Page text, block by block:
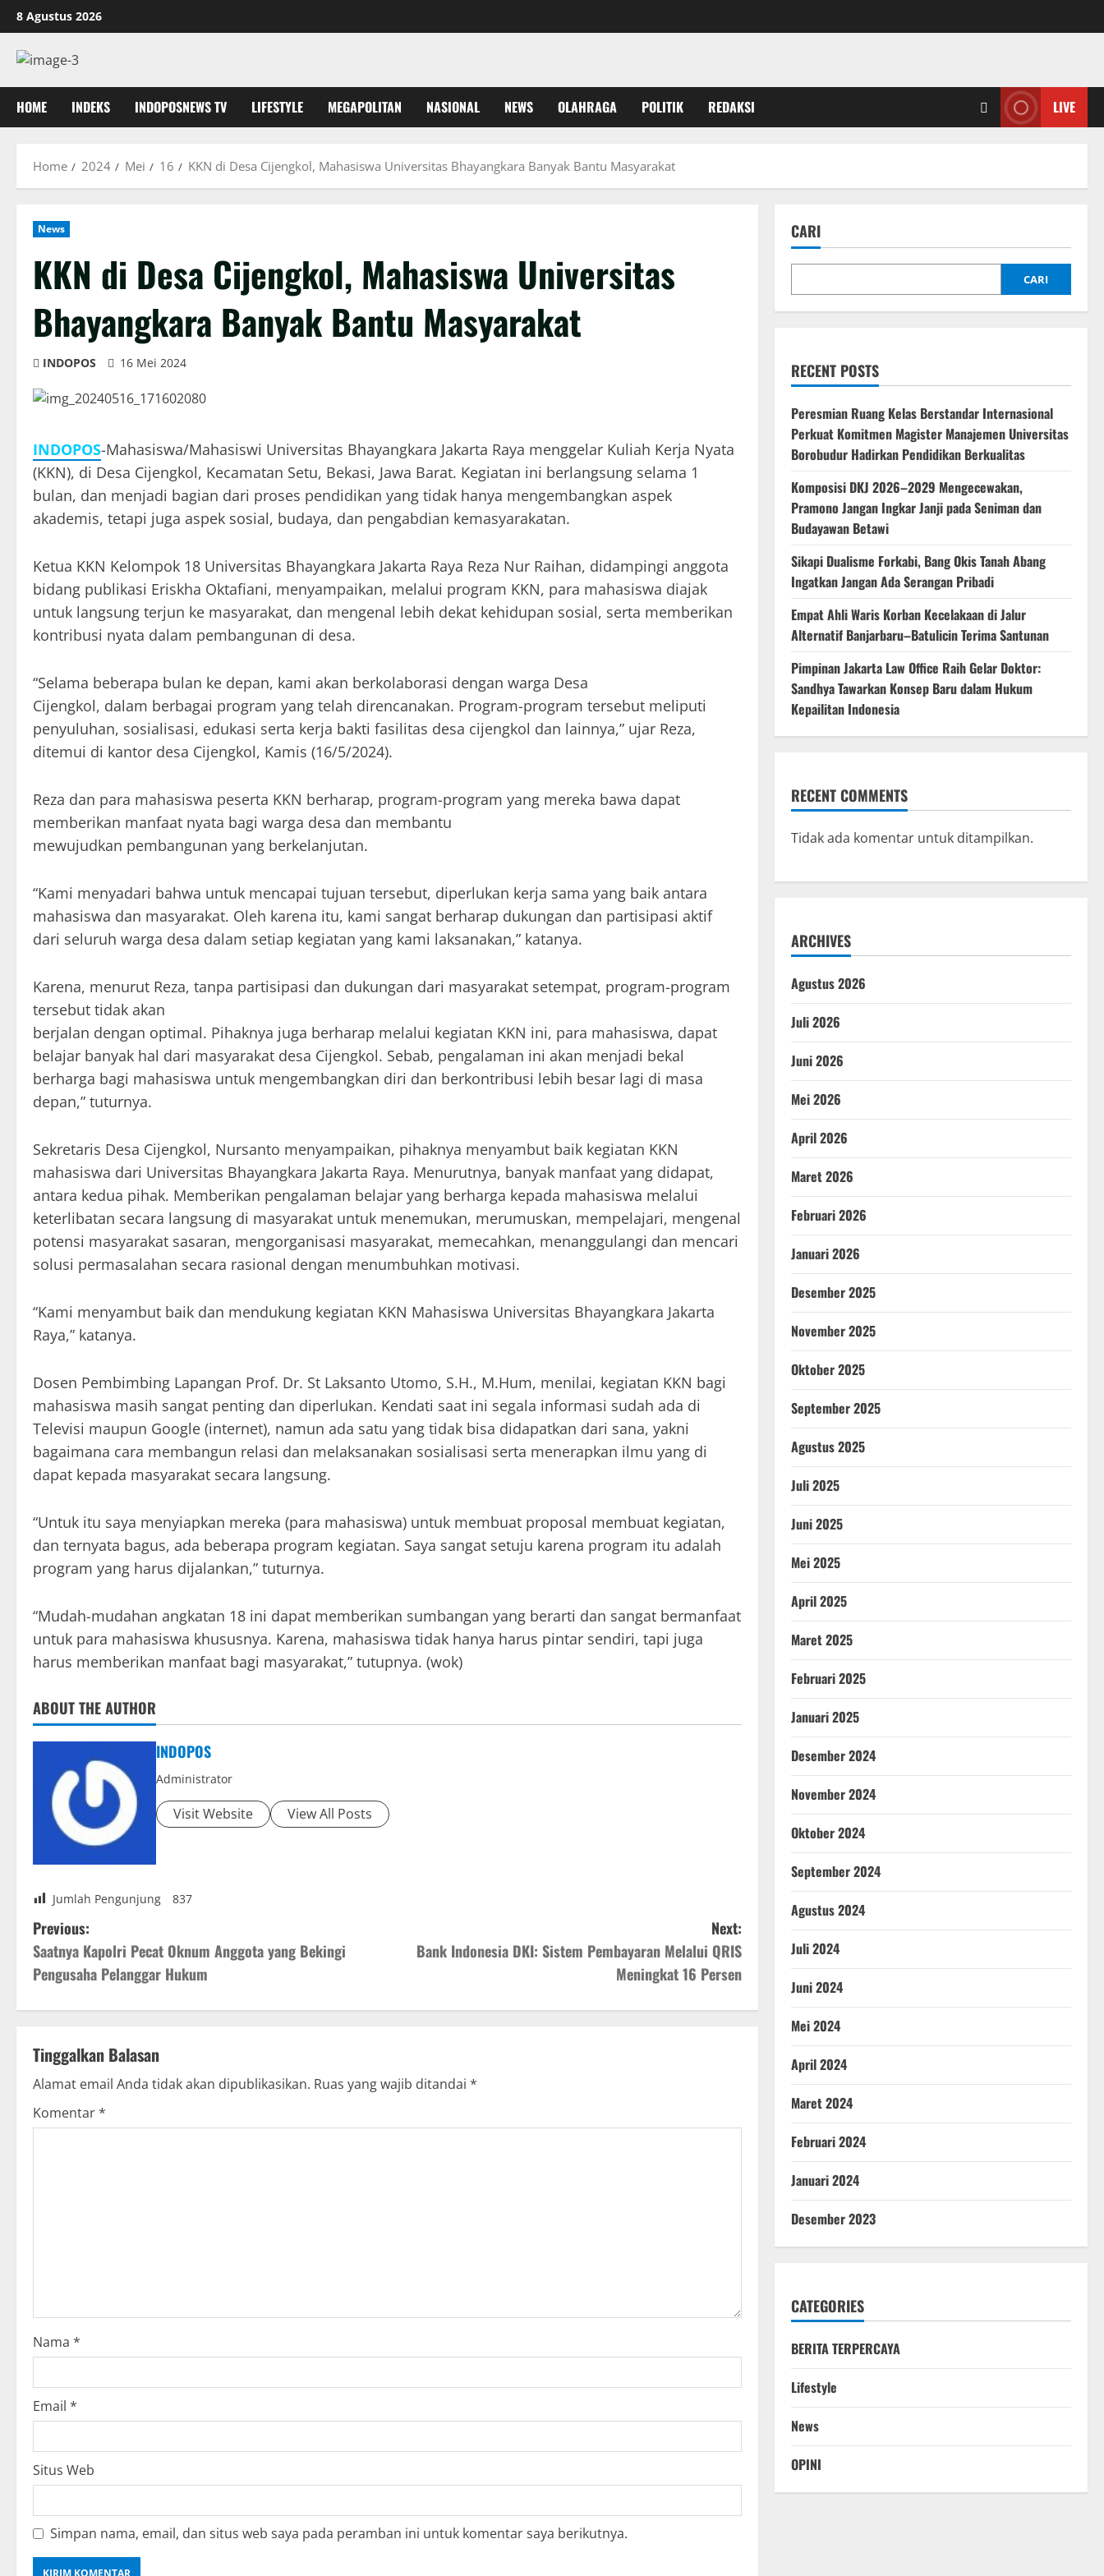
Skip
to
content
8 Agustus 2026
HOME INDEKS INDOPOSNEWS TV LIFESTYLE MEGAPOLITAN NASIONAL NEWS OLAHRAGA POLITIK REDAKSI LIVE
Home 2024 Mei 16 KKN di Desa Cijengkol, Mahasiswa Universitas Bhayangkara Banyak Bantu Masyarakat
News
KKN di Desa Cijengkol, Mahasiswa Universitas
Bhayangkara Banyak Bantu Masyarakat
INDOPOS 16 Mei 2024
INDOPOS-Mahasiswa/Mahasiswi Universitas Bhayangkara Jakarta Raya menggelar Kuliah Kerja Nyata
(KKN), di Desa Cijengkol, Kecamatan Setu, Bekasi, Jawa Barat. Kegiatan ini berlangsung selama 1
bulan, dan menjadi bagian dari proses pendidikan yang tidak hanya mengembangkan aspek
akademis, tetapi juga aspek sosial, budaya, dan pengabdian kemasyarakatan.
Ketua KKN Kelompok 18 Universitas Bhayangkara Jakarta Raya Reza Nur Raihan, didampingi anggota
bidang publikasi Eriskha Oktafiani, menyampaikan, melalui program KKN, para mahasiswa diajak
untuk langsung terjun ke masyarakat, dan mengenal lebih dekat kehidupan sosial, serta memberikan
kontribusi nyata dalam pembangunan di desa.
“Selama beberapa bulan ke depan, kami akan berkolaborasi dengan warga Desa
Cijengkol, dalam berbagai program yang telah direncanakan. Program-program tersebut meliputi
penyuluhan, sosialisasi, edukasi serta kerja bakti fasilitas desa cijengkol dan lainnya,” ujar Reza,
ditemui di kantor desa Cijengkol, Kamis (16/5/2024).
Reza dan para mahasiswa peserta KKN berharap, program-program yang mereka bawa dapat
memberikan manfaat nyata bagi warga desa dan membantu
mewujudkan pembangunan yang berkelanjutan.
“Kami menyadari bahwa untuk mencapai tujuan tersebut, diperlukan kerja sama yang baik antara
mahasiswa dan masyarakat. Oleh karena itu, kami sangat berharap dukungan dan partisipasi aktif
dari seluruh warga desa dalam setiap kegiatan yang kami laksanakan,” katanya.
Karena, menurut Reza, tanpa partisipasi dan dukungan dari masyarakat setempat, program-program
tersebut tidak akan
berjalan dengan optimal. Pihaknya juga berharap melalui kegiatan KKN ini, para mahasiswa, dapat
belajar banyak hal dari masyarakat desa Cijengkol. Sebab, pengalaman ini akan menjadi bekal
berharga bagi mahasiswa untuk mengembangkan diri dan berkontribusi lebih besar lagi di masa
depan,” tuturnya.
Sekretaris Desa Cijengkol, Nursanto menyampaikan, pihaknya menyambut baik kegiatan KKN
mahasiswa dari Universitas Bhayangkara Jakarta Raya. Menurutnya, banyak manfaat yang didapat,
antara kedua pihak. Memberikan pengalaman belajar yang berharga kepada mahasiswa melalui
keterlibatan secara langsung di masyarakat untuk menemukan, merumuskan, mempelajari, mengenal
potensi masyarakat sasaran, mengorganisasi masyarakat, memecahkan, menanggulangi dan mencari
solusi permasalahan secara rasional dengan menumbuhkan motivasi.
“Kami menyambut baik dan mendukung kegiatan KKN Mahasiswa Universitas Bhayangkara Jakarta
Raya,” katanya.
Dosen Pembimbing Lapangan Prof. Dr. St Laksanto Utomo, S.H., M.Hum, menilai, kegiatan KKN bagi
mahasiswa masih sangat penting dan diperlukan. Kendati saat ini segala informasi sudah ada di
Televisi maupun Google (internet), namun ada satu yang tidak bisa didapatkan dari sana, yakni
bagaimana cara membangun relasi dan melaksanakan sosialisasi serta menerapkan ilmu yang di
dapat kepada masyarakat secara langsung.
“Untuk itu saya menyiapkan mereka (para mahasiswa) untuk membuat proposal membuat kegiatan,
dan ternyata bagus, ada beberapa program kegiatan. Saya sangat setuju karena program itu adalah
program yang harus dijalankan,” tuturnya.
“Mudah-mudahan angkatan 18 ini dapat memberikan sumbangan yang berarti dan sangat bermanfaat
untuk para mahasiswa khususnya. Karena, mahasiswa tidak hanya harus pintar sendiri, tapi juga
harus memberikan manfaat bagi masyarakat,” tutupnya. (wok)
ABOUT THE AUTHOR
INDOPOS
Administrator
Visit Website View All Posts
Jumlah Pengunjung 837
P
o
s
n
a
v
i
o
n
Previous:
Saatnya Kapolri Pecat Oknum Anggota yang Bekingi
Pengusaha Pelanggar Hukum
Next:
Bank Indonesia DKI: Sistem Pembayaran Melalui QRIS
Meningkat 16 Persen
Tinggalkan Balasan
Alamat email Anda tidak akan dipublikasikan. Ruas yang wajib ditandai *
Komentar*
Nama *
Email *
Situs Web
Simpan nama, email, dan situs web saya pada peramban ini untuk komentar saya berikutnya.
CARI
CARI
RECENT POSTS
Peresmian Ruang Kelas Berstandar Internasional
Perkuat Komitmen Magister Manajemen Universitas
Borobudur Hadirkan Pendidikan Berkualitas
Komposisi DKJ 2026–2029 Mengecewakan,
Pramono Jangan Ingkar Janji pada Seniman dan
Budayawan Betawi
Sikapi Dualisme Forkabi, Bang Okis Tanah Abang
Ingatkan Jangan Ada Serangan Pribadi
Empat Ahli Waris Korban Kecelakaan di Jalur
Alternatif Banjarbaru–Batulicin Terima Santunan
Pimpinan Jakarta Law Office Raih Gelar Doktor:
Sandhya Tawarkan Konsep Baru dalam Hukum
Kepailitan Indonesia
RECENT COMMENTS
Tidak ada komentar untuk ditampilkan.
ARCHIVES
Agustus 2026
Juli 2026
Juni 2026
Mei 2026
April 2026
Maret 2026
Februari 2026
Januari 2026
Desember 2025
November 2025
Oktober 2025
September 2025
Agustus 2025
Juli 2025
Juni 2025
Mei 2025
April 2025
Maret 2025
Februari 2025
Januari 2025
Desember 2024
November 2024
Oktober 2024
September 2024
Agustus 2024
Juli 2024
Juni 2024
Mei 2024
April 2024
Maret 2024
Februari 2024
Januari 2024
Desember 2023
CATEGORIES
BERITA TERPERCAYA
Lifestyle
News
OPINI